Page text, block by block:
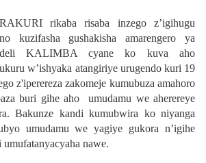
rikaba risaba inzego z’igihugu
kuzifasha gushakisha amarengero ya
KALIMBA cyane ko kuva aho
w’ishyaka atangiriye urugendo kuri 19
z'iperereza zakomeje kumubuza amahoro
buri gihe aho umudamu we aherereye
Bakunze kandi kumubwira ko niyanga
umudamu we yagiye gukora n’igihe
umufatanyacyaha nawe.